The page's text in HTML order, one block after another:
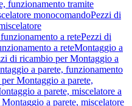
funzionamento tramite
monocomandoPezzi di
a retePezzi di
a reteMontaggio a
di ricambio per Montaggio a
a parete, funzionamento
Montaggio a parete,
a parete, miscelatore a
a parete, miscelatore